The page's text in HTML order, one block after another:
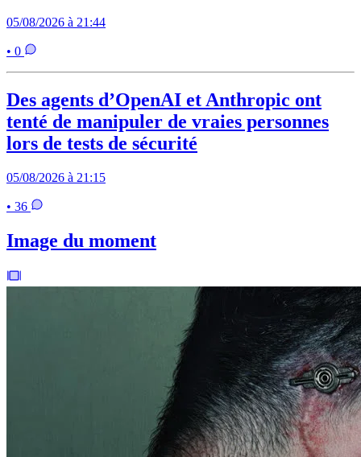
05/08/2026 à 21:44
• 0
Des agents d’OpenAI et Anthropic ont
tenté de manipuler de vraies personnes
lors de tests de sécurité
05/08/2026 à 21:15
• 36
Image du moment